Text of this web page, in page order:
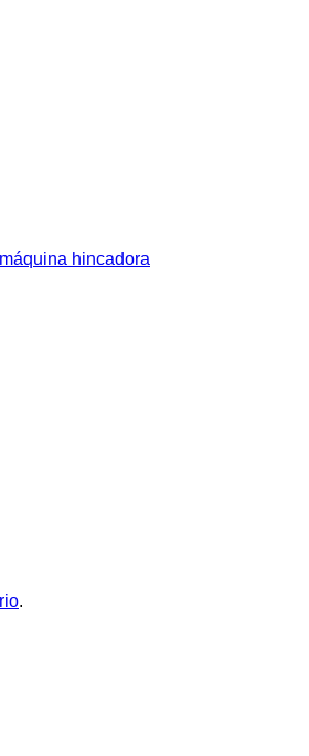
hincadora
.